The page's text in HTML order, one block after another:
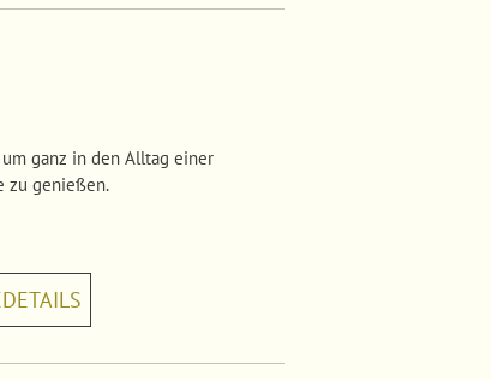
ganz in den Alltag einer
zu genießen.